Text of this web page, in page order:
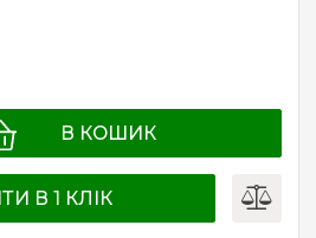
В КОШИК
В 1 КЛІК